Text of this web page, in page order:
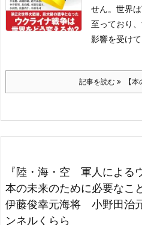
せん。世界
至っており
影響を受け
記事を読む 【本
『陸・海・空 軍人による
本の未来のために必要な
伊藤俊幸元海将 小野田
ンネルくらら